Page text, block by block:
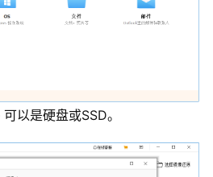
以是硬盘或SSD。